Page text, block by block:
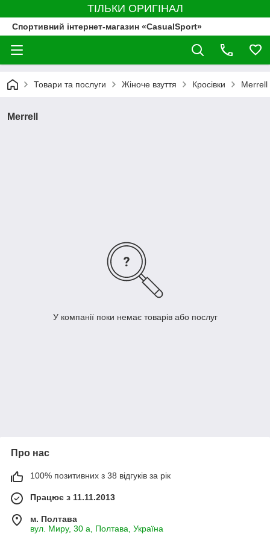
ТІЛЬКИ ОРИГІНАЛ
Спортивний інтернет-магазин «CasualSport»
Товари та послуги Жіноче взуття Кросівки Merrell
Merrell
У компанії поки немає товарів або послуг
Про нас
100% позитивних з 38 відгуків за рік
Працює з 11.11.2013
м. Полтава
вул. Миру, 30 а, Полтава, Україна